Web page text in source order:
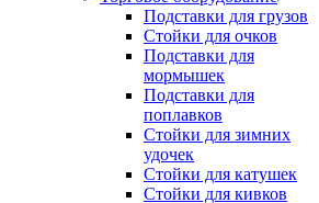
Подставки для грузов
Стойки для очков
Подставки для
мормышек
Подставки для
поплавков
Стойки для зимних
удочек
Стойки для катушек
Стойки для кивков